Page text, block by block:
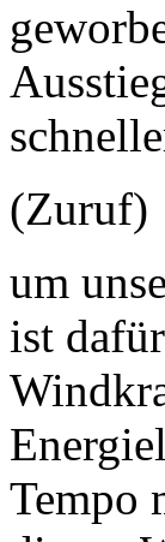
(Zuruf)
um
ist
Tempo